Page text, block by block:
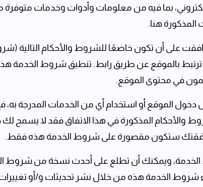
بما فيه من معلومات وأدوات وخدمات
هنا.
على أن تكون خاضعًا للشروط والأحكام التالية
ترتبط بالموقع عن طريق رابط. تنطبق شروط الخدمة
في محتوى الموقع.
الموقع أو استخدام أي من الخدمات المدرجة به،
والأحكام المذكورة في هذا الاتفاق فقد لا يسمح لك
ستكون مقصورة على شروط الخدمة هذه فقط.
الخدمة، ويمكنك أن تطلع على أحدث نسخة من شروط
شروط الخدمة هذه من خلال نشر تحديثات و/أو